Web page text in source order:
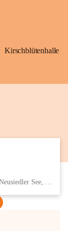
Kirschblütenhalle
Eisenstädter Straße 18, 7091 Breitenbrunn am Neusiedler See, AUT